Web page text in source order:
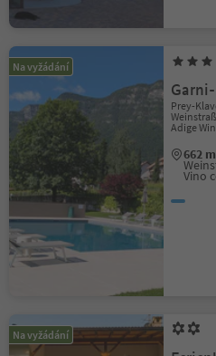
Na vyžádání
Prey-
Adige
662 m
Vino
Na vyžádání